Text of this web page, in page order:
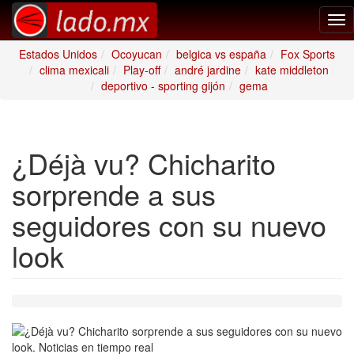
Estados Unidos
Ocoyucan belgica vs españa
Fox Sports
clima mexicali
Play-off andré jardine
kate middleton
deportivo - sporting gijón
gema
¿Déjà vu? Chicharito
sorprende a sus
seguidores con su nuevo
look